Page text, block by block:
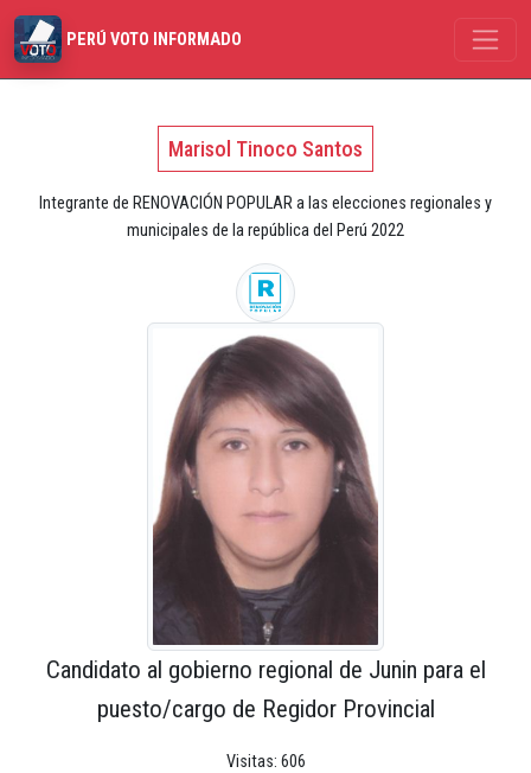
PERÚ VOTO INFORMADO
Marisol Tinoco Santos
Integrante de RENOVACIÓN POPULAR a las elecciones regionales y
municipales de la república del Perú 2022
Candidato al gobierno regional de Junin para el
puesto/cargo de Regidor Provincial
Visitas: 606